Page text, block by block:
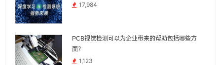
17,984
PCB视觉检测可以为企业带来的帮助包括哪些方
面？
1,123